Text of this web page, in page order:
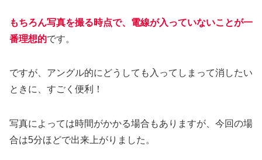
もちろん写真を撮る時点で、電線が入っていないことが一
番理想的です。
ですが、アングル的にどうしても入ってしまって消したい
ときに、すごく便利！
写真によっては時間がかかる場合もありますが、今回の場
合は5分ほどで出来上がりました。